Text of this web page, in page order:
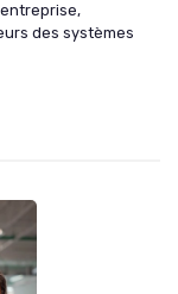
des systèmes